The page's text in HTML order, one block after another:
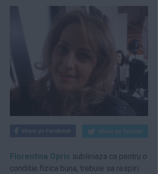
Florentina Opris subliniaza ca pentru o
conditie fizica buna, trebuie sa respiri